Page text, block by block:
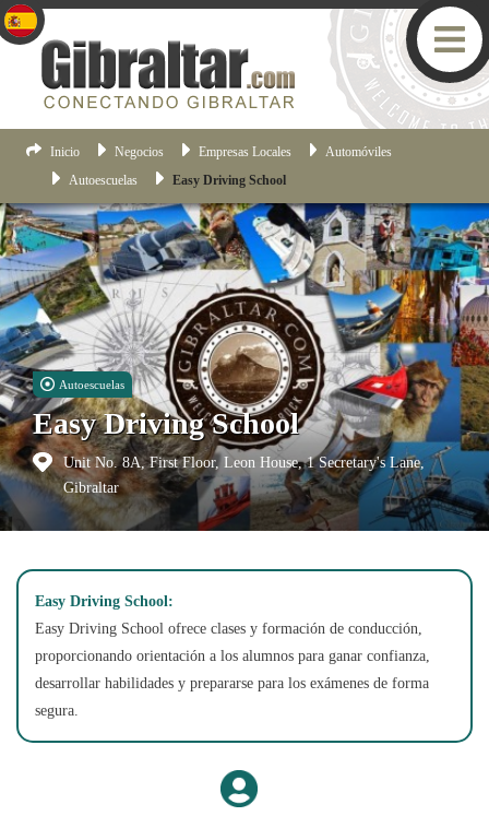
Inicio Negocios Empresas Locales
Automóviles
Autoescuelas
Easy Driving School
Autoescuelas
Easy Driving School
Unit No. 8A, First Floor, Leon House, 1 Secretary's Lane,
Gibraltar
Easy Driving School:
Easy Driving School ofrece clases y formación de conducción,
proporcionando orientación a los alumnos para ganar confianza,
desarrollar habilidades y prepararse para los exámenes de forma
segura.